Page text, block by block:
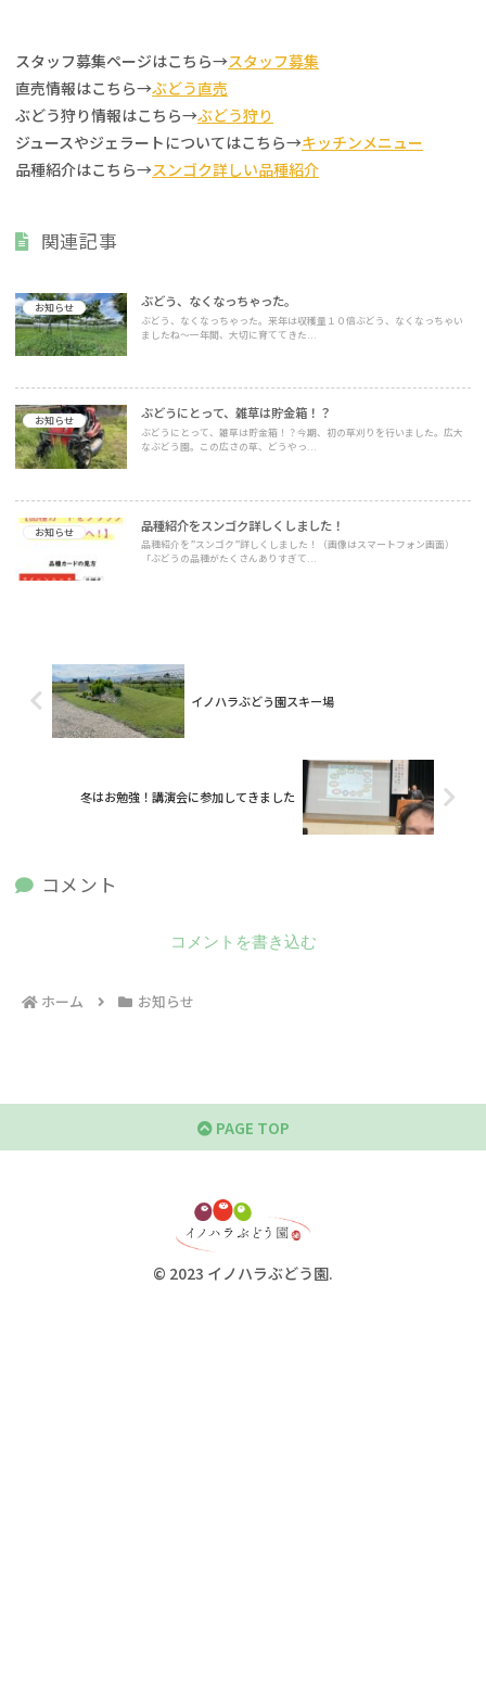
スタッフ募集ページはこちら→スタッフ募集
直売情報はこちら→ぶどう直売
ぶどう狩り情報はこちら→ぶどう狩り
ジュースやジェラートについてはこちら→キッチンメニュー
品種紹介はこちら→スンゴク詳しい品種紹介
関連記事
お知らせ ぶどう、なくなっちゃった。
ぶどう、なくなっちゃった。来年は収穫量１０倍ぶどう、なくなっちゃい
ましたね～一年間、大切に育ててきた...
お知らせ ぶどうにとって、雑草は貯金箱！？
ぶどうにとって、雑草は貯金箱！？今期、初の草刈りを行いました。広大
なぶどう園。この広さの草、どうやっ...
お知らせ 品種紹介をスンゴク詳しくしました！
品種紹介を”スンゴク”詳しくしました！（画像はスマートフォン画面）
「ぶどうの品種がたくさんありすぎて...
イノハラぶどう園スキー場
冬はお勉強！講演会に参加してきました
コメント
コメントを書き込む
ホーム お知らせ
PAGE TOP
© 2023 イノハラぶどう園.